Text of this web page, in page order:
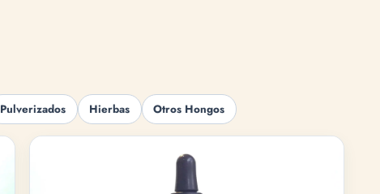
Pulverizados Hierbas Otros Hongos